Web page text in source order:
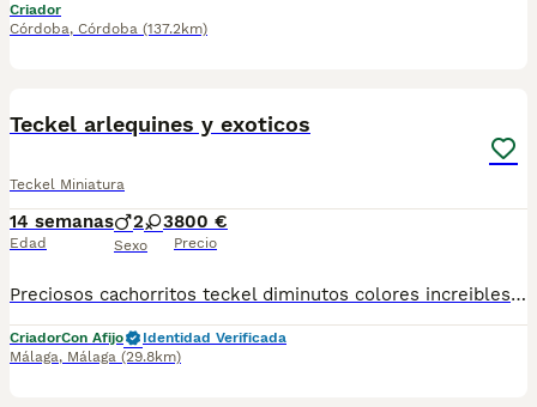
Criador
Córdoba, Córdoba (137.2km)
Teckel arlequines y exoticos
Teckel Miniatura
14 semanas
Edad
2 3
Sexo
800 €
Precio
Preciosos cachorritos teckel diminutos colores increibles ejemplares guapisimos se entregan al día de todo para mas información llámame al 615080706
CriadorCon Afijo
Identidad Verificada
Málaga, Málaga (29.8km)